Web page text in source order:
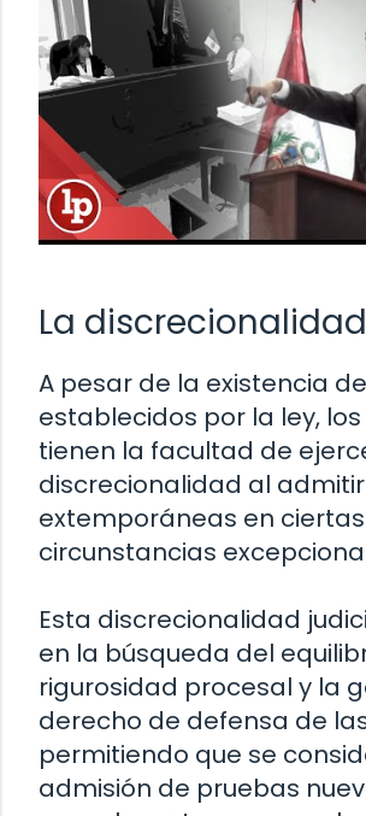
La
A pesar de la existencia
establecidos por la ley,
tienen la facultad de
discrecionalidad al
extemporáneas en ciertas
circunstancias
Esta discrecionalidad
en la búsqueda del
rigurosidad procesal y la
derecho de defensa de
permitiendo que se
admisión de pruebas